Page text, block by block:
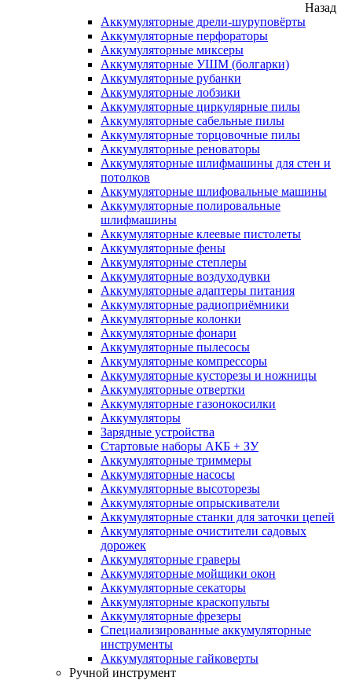
Назад
Аккумуляторные дрели-шуруповёрты
Аккумуляторные перфораторы
Аккумуляторные миксеры
Аккумуляторные УШМ (болгарки)
Аккумуляторные рубанки
Аккумуляторные лобзики
Аккумуляторные циркулярные пилы
Аккумуляторные сабельные пилы
Аккумуляторные торцовочные пилы
Аккумуляторные реноваторы
Аккумуляторные шлифмашины для стен и
потолков
Аккумуляторные шлифовальные машины
Аккумуляторные полировальные
шлифмашины
Аккумуляторные клеевые пистолеты
Аккумуляторные фены
Аккумуляторные степлеры
Аккумуляторные воздуходувки
Аккумуляторные адаптеры питания
Аккумуляторные радиоприёмники
Аккумуляторные колонки
Аккумуляторные фонари
Аккумуляторные пылесосы
Аккумуляторные компрессоры
Аккумуляторные кусторезы и ножницы
Аккумуляторные отвертки
Аккумуляторные газонокосилки
Аккумуляторы
Зарядные устройства
Стартовые наборы АКБ + ЗУ
Аккумуляторные триммеры
Аккумуляторные насосы
Аккумуляторные высоторезы
Аккумуляторные опрыскиватели
Аккумуляторные станки для заточки цепей
Аккумуляторные очистители садовых
дорожек
Аккумуляторные граверы
Аккумуляторные мойщики окон
Аккумуляторные секаторы
Аккумуляторные краскопульты
Аккумуляторные фрезеры
Специализированные аккумуляторные
инструменты
Аккумуляторные гайковерты
Ручной инструмент